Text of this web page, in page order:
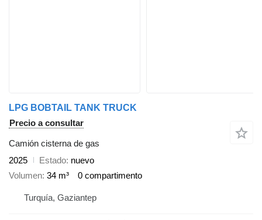
LPG BOBTAIL TANK TRUCK
Precio a consultar
Camión cisterna de gas
2025
Estado nuevo
Volumen 34 m³ 0 compartimento
Turquía, Gaziantep